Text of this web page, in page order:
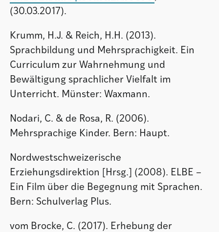
(30.03.2017).
Krumm, H.J. & Reich, H.H. (2013).
Sprachbildung und Mehrsprachigkeit. Ein
Curriculum zur Wahrnehmung und
Bewältigung sprachlicher Vielfalt im
Unterricht. Münster: Waxmann.
Nodari, C. & de Rosa, R. (2006).
Mehrsprachige Kinder. Bern: Haupt.
Nordwestschweizerische
Erziehungsdirektion [Hrsg.] (2008). ELBE –
Ein Film über die Begegnung mit Sprachen.
Bern: Schulverlag Plus.
vom Brocke, C. (2017). Erhebung der